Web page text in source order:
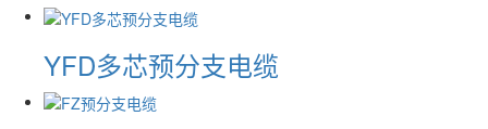
YFD多芯预分支电缆